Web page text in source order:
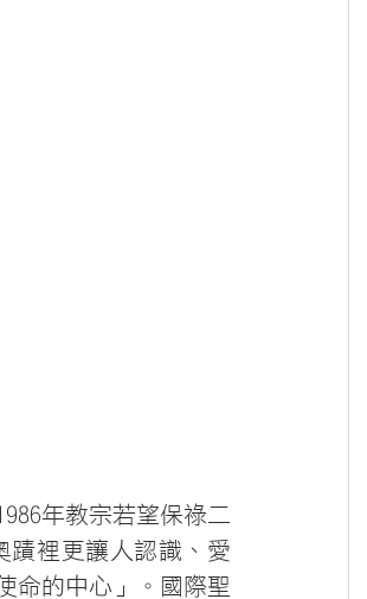
年教宗若望保祿二
蹟裡更讓人認識、愛
命的中心」。國際聖